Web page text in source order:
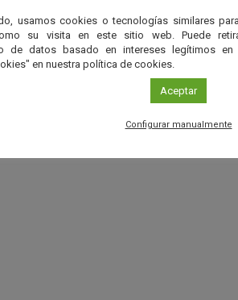
tres tipos de producto de
químicos: emulsiones, aceites
es un claro ejemplo de cómo la
La valorización de los residuos
de materiales valiosos que se
usamos cookies o tecnologías similares
su visita en este sitio web. Puede
de datos basado en intereses legítimos
en nuestra política de cookies.
Aceptar
Configurar manualmente